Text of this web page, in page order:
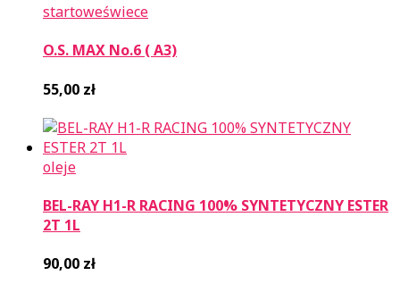
startoweświece
O.S. MAX No.6 ( A3)
55,00 zł
oleje
BEL-RAY H1-R RACING 100% SYNTETYCZNY ESTER
2T 1L
90,00 zł